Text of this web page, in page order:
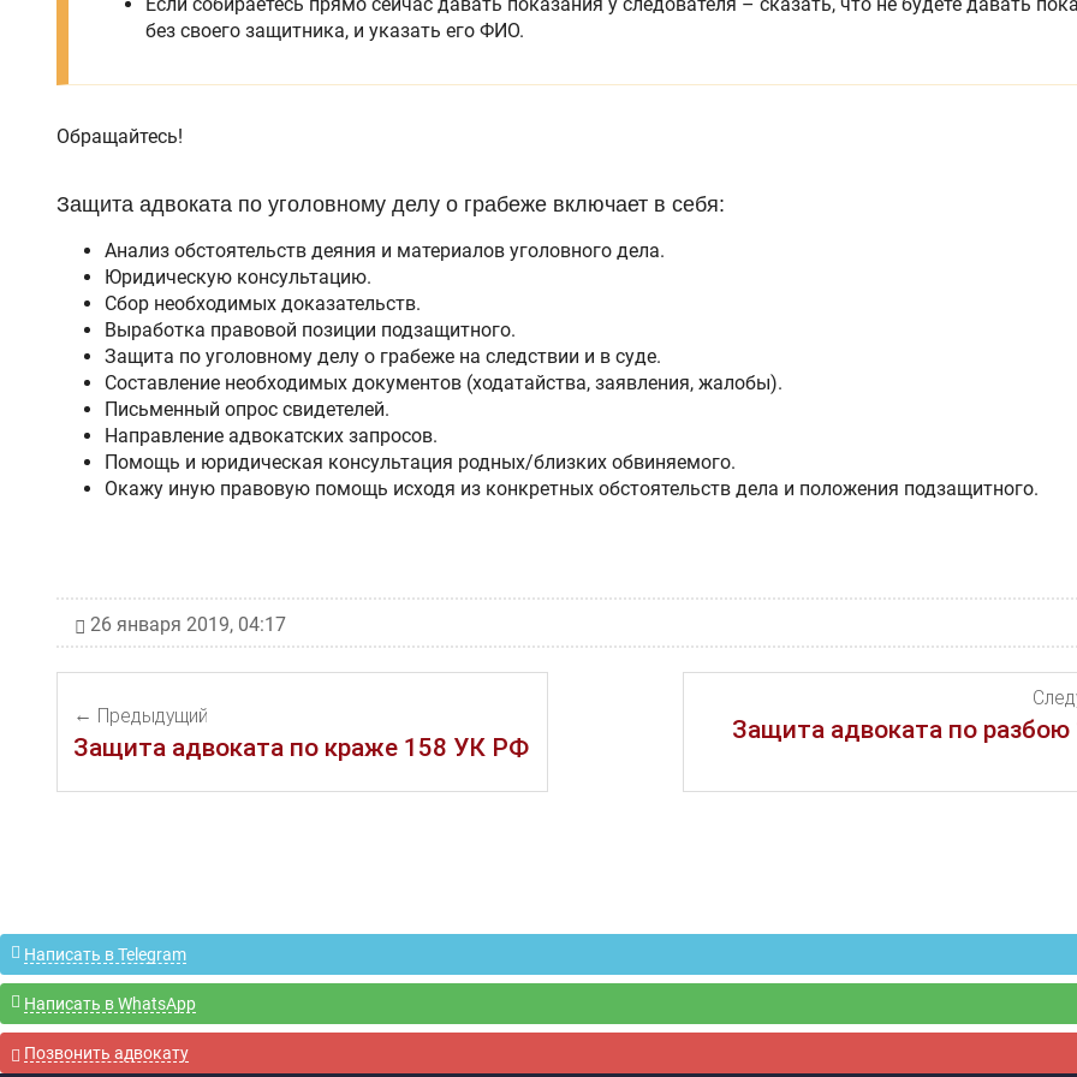
без своего защитника, и указать его ФИО.
Обращайтесь!
Защита адвоката по уголовному делу о грабеже включает в себя:
Анализ обстоятельств деяния и материалов уголовного дела.
Юридическую консультацию.
Сбор необходимых доказательств.
Выработка правовой позиции подзащитного.
Защита по уголовному делу о грабеже на следствии и в суде.
Составление необходимых документов (ходатайства, заявления, жалобы).
Письменный опрос свидетелей.
Направление адвокатских запросов.
Помощь и юридическая консультация родных/близких обвиняемого.
Окажу иную правовую помощь исходя из конкретных обстоятельств дела и положения подзащитного.
26 января 2019, 04:17
Предыдущий
Защита адвоката по краже 158 УК РФ
Защита адвоката по
Написать в Telegram
Написать в WhatsApp
Позвонить адвокату